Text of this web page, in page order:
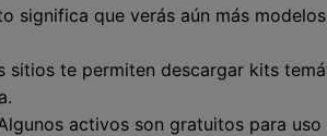
significa que verás aún más
sitios te permiten descargar kits
activos son gratuitos para uso